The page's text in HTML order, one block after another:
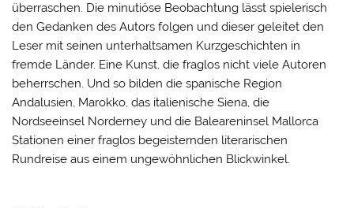
überraschen. Die minutiöse Beobachtung lässt spielerisch
den Gedanken des Autors folgen und dieser geleitet den
Leser mit seinen unterhaltsamen Kurzgeschichten in
fremde Länder. Eine Kunst, die fraglos nicht viele Autoren
beherrschen. Und so bilden die spanische Region
Andalusien, Marokko, das italienische Siena, die
Nordseeinsel Norderney und die Baleareninsel Mallorca
Stationen einer fraglos begeisternden literarischen
Rundreise aus einem ungewöhnlichen Blickwinkel.